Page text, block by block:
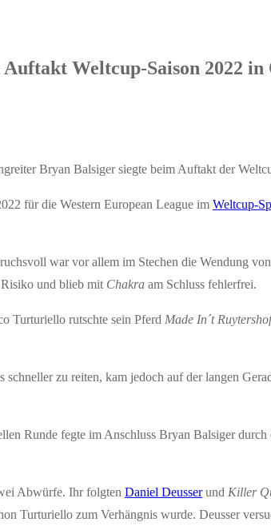
Weltcup-Saison 2022 in
Bryan Balsiger siegte beim Auftakt der
für die Western European League im Weltcup-
war vor allem im Stechen die Wendung
und blieb mit Chakra am Schluss fehlerfrei.
Turturiello rutschte sein Pferd Made In´t Ruytershof
schneller zu reiten, kam jedoch auf der langen
Runde fegte im Anschluss Bryan Balsiger
Abwürfe. Ihr folgten Daniel Deusserund Killer
Turturiello zum Verhängnis wurde. Deusser